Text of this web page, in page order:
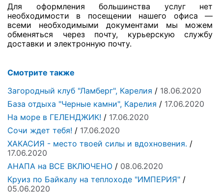
Для оформления большинства услуг нет
необходимости в посещении нашего офиса —
всеми необходимыми документами мы можем
обменяться через почту, курьерскую службу
доставки и электронную почту.
Смотрите также
Загородный клуб "Ламберг", Карелия / 18.06.2020
База отдыха "Черные камни", Карелия / 17.06.2020
На море в ГЕЛЕНДЖИК! / 17.06.2020
Сочи ждет тебя! / 17.06.2020
ХАКАСИЯ - место твоей силы и вдохновения. /
17.06.2020
АНАПА на ВСЕ ВКЛЮЧЕНО / 08.06.2020
Круиз по Байкалу на теплоходе "ИМПЕРИЯ" /
05.06.2020